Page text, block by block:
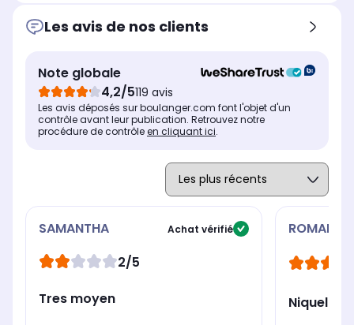
8
% masse graisseuse
Oui
% masse hydrique
Oui
8
Oui
% masse hydrique
Oui
Les avis de nos clients
Note globale
4,2/5119 avis
Les avis déposés sur boulanger.com font l'objet d'un
contrôle avant leur publication. Retrouvez notre
procédure de contrôleen cliquant ici.
SAMANTHA Achat vérifié
2/5
Tres moyen
ROMAIN
Niquel